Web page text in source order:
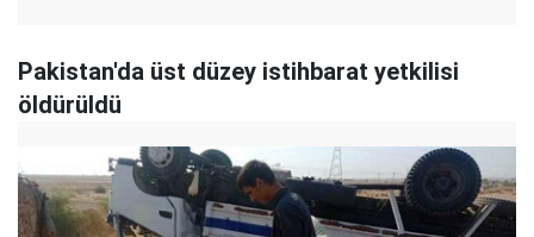
Pakistan'da üst düzey istihbarat yetkilisi
öldürüldü